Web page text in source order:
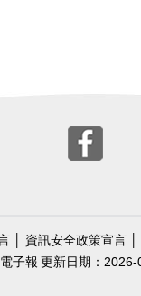
資訊安全政策宣言
子報 更新日期：2026-